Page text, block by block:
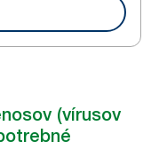
(vírusov